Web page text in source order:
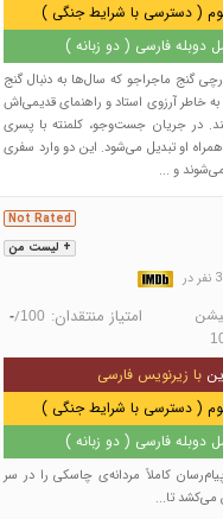
( دسترسی با شرایط جنگی )
دوبله فارسی ( دو زبانه )
گنج ماجراجو که سال‌ها به دنبال گنج
خاطر آرزوی استاد و راهنمای قدیمی‌اش
در جریان جست‌وجو، کلمنته با پسری
او تبدیل می‌شود. این دو وارد سفری
و ...
+ لیست من
Not Rated
امتیاز منتقدان: -/100
با زیرنویس فارسی
( دسترسی با شرایط جنگی )
دوبله فارسی ( دو زبانه )
کاملاً مردانه‌ی چاسکی را در سر
می‌کشد تا...